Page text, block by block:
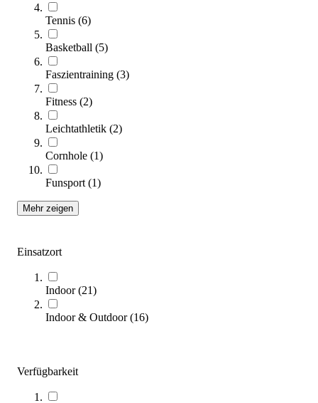
Tennis (6)
Basketball (5)
Faszientraining (3)
Fitness (2)
Leichtathletik (2)
Cornhole (1)
Funsport (1)
Mehr zeigen
Einsatzort
Indoor(21)
Indoor & Outdoor(16)
Verfügbarkeit
tanga sports® Balance-Igelball
13,95 €
Zum Produkt
Sofort lieferbar
tanga sports® Faszienball
Varianten zur Auswahl
Sofort lieferbar